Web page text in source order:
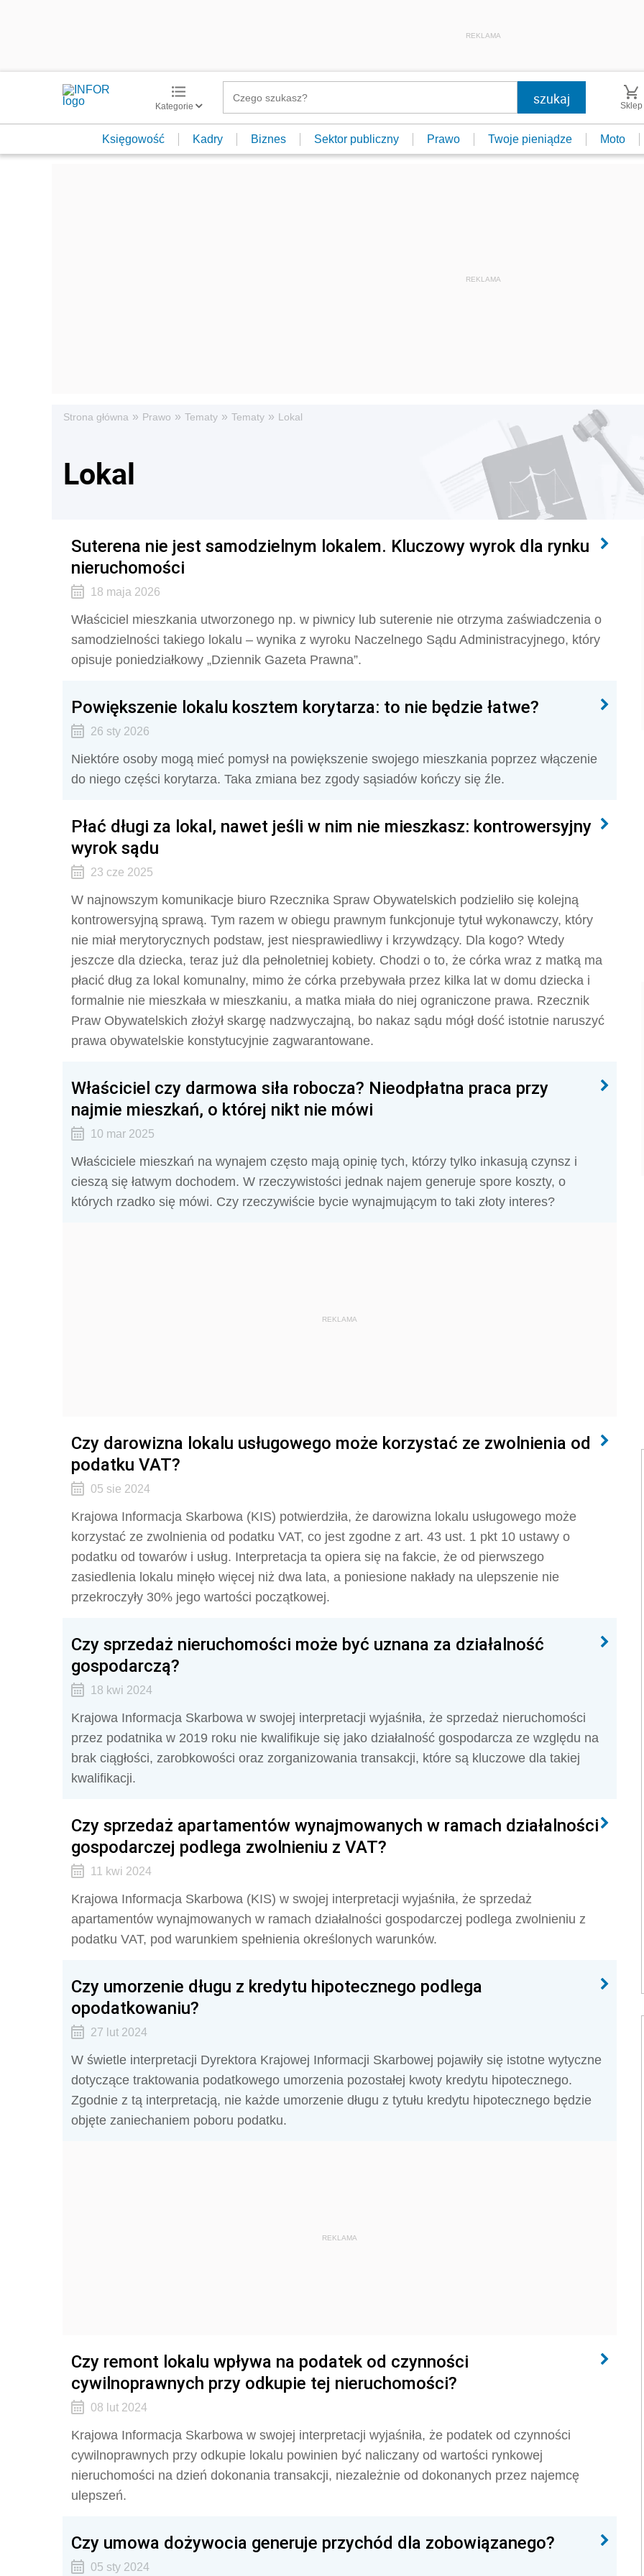
REKLAMA
Kategorie Sklep
Księgowość Kadry Biznes Sektor publiczny Prawo Twoje pieniądze Moto
Strona główna » Prawo » Tematy » Tematy » Lokal
Lokal
Suterena nie jest samodzielnym lokalem. Kluczowy wyrok dla rynku
nieruchomości
18 maja 2026
Właściciel mieszkania utworzonego np. w piwnicy lub suterenie nie otrzyma zaświadczenia o
samodzielności takiego lokalu – wynika z wyroku Naczelnego Sądu Administracyjnego, który
opisuje poniedziałkowy „Dziennik Gazeta Prawna”.
Powiększenie lokalu kosztem korytarza: to nie będzie łatwe?
26 sty 2026
Niektóre osoby mogą mieć pomysł na powiększenie swojego mieszkania poprzez włączenie
do niego części korytarza. Taka zmiana bez zgody sąsiadów kończy się źle.
Płać długi za lokal, nawet jeśli w nim nie mieszkasz: kontrowersyjny
wyrok sądu
23 cze 2025
W najnowszym komunikacje biuro Rzecznika Spraw Obywatelskich podzieliło się kolejną
kontrowersyjną sprawą. Tym razem w obiegu prawnym funkcjonuje tytuł wykonawczy, który
nie miał merytorycznych podstaw, jest niesprawiedliwy i krzywdzący. Dla kogo? Wtedy
jeszcze dla dziecka, teraz już dla pełnoletniej kobiety. Chodzi o to, że córka wraz z matką ma
płacić dług za lokal komunalny, mimo że córka przebywała przez kilka lat w domu dziecka i
formalnie nie mieszkała w mieszkaniu, a matka miała do niej ograniczone prawa. Rzecznik
Praw Obywatelskich złożył skargę nadzwyczajną, bo nakaz sądu mógł dość istotnie naruszyć
prawa obywatelskie konstytucyjnie zagwarantowane.
Właściciel czy darmowa siła robocza? Nieodpłatna praca przy
najmie mieszkań, o której nikt nie mówi
10 mar 2025
Właściciele mieszkań na wynajem często mają opinię tych, którzy tylko inkasują czynsz i
cieszą się łatwym dochodem. W rzeczywistości jednak najem generuje spore koszty, o
których rzadko się mówi. Czy rzeczywiście bycie wynajmującym to taki złoty interes?
REKLAMA
Czy darowizna lokalu usługowego może korzystać ze zwolnienia od
podatku VAT?
05 sie 2024
Krajowa Informacja Skarbowa (KIS) potwierdziła, że darowizna lokalu usługowego może
korzystać ze zwolnienia od podatku VAT, co jest zgodne z art. 43 ust. 1 pkt 10 ustawy o
podatku od towarów i usług. Interpretacja ta opiera się na fakcie, że od pierwszego
zasiedlenia lokalu minęło więcej niż dwa lata, a poniesione nakłady na ulepszenie nie
przekroczyły 30% jego wartości początkowej.
Czy sprzedaż nieruchomości może być uznana za działalność
gospodarczą?
18 kwi 2024
Krajowa Informacja Skarbowa w swojej interpretacji wyjaśniła, że sprzedaż nieruchomości
przez podatnika w 2019 roku nie kwalifikuje się jako działalność gospodarcza ze względu na
brak ciągłości, zarobkowości oraz zorganizowania transakcji, które są kluczowe dla takiej
kwalifikacji.
Czy sprzedaż apartamentów wynajmowanych w ramach działalności
gospodarczej podlega zwolnieniu z VAT?
11 kwi 2024
Krajowa Informacja Skarbowa (KIS) w swojej interpretacji wyjaśniła, że sprzedaż
apartamentów wynajmowanych w ramach działalności gospodarczej podlega zwolnieniu z
podatku VAT, pod warunkiem spełnienia określonych warunków.
Czy umorzenie długu z kredytu hipotecznego podlega
opodatkowaniu?
27 lut 2024
W świetle interpretacji Dyrektora Krajowej Informacji Skarbowej pojawiły się istotne wytyczne
dotyczące traktowania podatkowego umorzenia pozostałej kwoty kredytu hipotecznego.
Zgodnie z tą interpretacją, nie każde umorzenie długu z tytułu kredytu hipotecznego będzie
objęte zaniechaniem poboru podatku.
REKLAMA
Czy remont lokalu wpływa na podatek od czynności
cywilnoprawnych przy odkupie tej nieruchomości?
08 lut 2024
Krajowa Informacja Skarbowa w swojej interpretacji wyjaśniła, że podatek od czynności
cywilnoprawnych przy odkupie lokalu powinien być naliczany od wartości rynkowej
nieruchomości na dzień dokonania transakcji, niezależnie od dokonanych przez najemcę
ulepszeń.
Czy umowa dożywocia generuje przychód dla zobowiązanego?
05 sty 2024